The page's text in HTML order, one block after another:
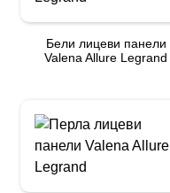
Бели лицеви панели
Valena Allure Legrand